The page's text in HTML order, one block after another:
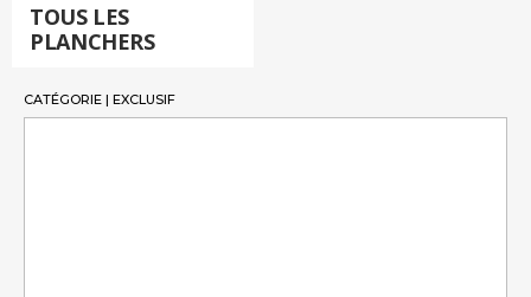
TOUS LES
PLANCHERS
CATÉGORIE | EXCLUSIF